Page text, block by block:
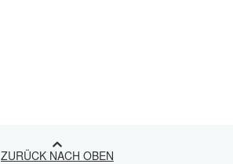
ZURÜCK NACH OBEN